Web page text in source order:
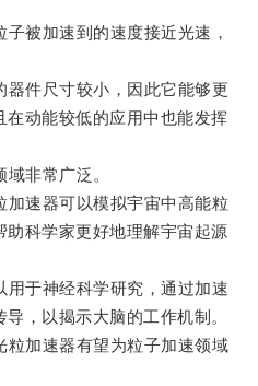
被加速到的速度接近光速，
件尺寸较小，因此它能够更
动能较低的应用中也能发挥
非常广泛。
速器可以模拟宇宙中高能粒
科学家更好地理解宇宙起源
于神经科学研究，通过加速
，以揭示大脑的工作机制。
加速器有望为粒子加速领域